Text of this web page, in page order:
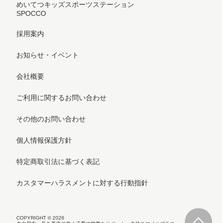
めいてつキッズスポーツステーション
SPOCCO
採用案内
お知らせ・イベント
会社概要
ご利用に関するお問い合わせ
その他のお問い合わせ
個人情報保護方針
特定商取引法に基づく表記
カスタマーハラスメントに対する行動指針
COPYRIGHT © 2026